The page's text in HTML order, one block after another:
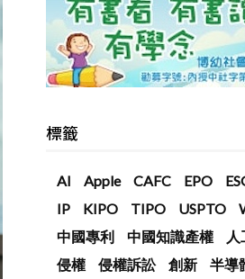
標籤
AI Apple CAFC EPO
IP
KIPO TIPO USPTO
中國專利
中國知識產權
侵權
侵權訴訟 創新 半導